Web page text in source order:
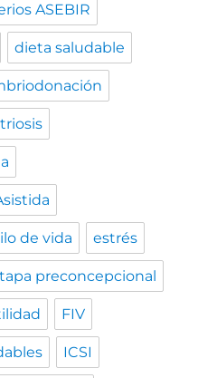
ASEBIR
dieta saludable
de vida estrés
preconcepcional
FIV
ICSI